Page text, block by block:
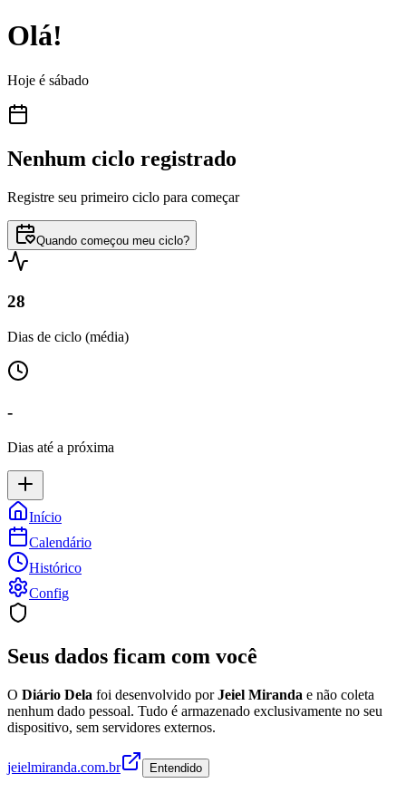
Olá!
Hoje é sábado
Nenhum ciclo registrado
Registre seu primeiro ciclo para começar
Quando começou meu ciclo?
28
Dias de ciclo (média)
-
Dias até a próxima
Início
Calendário
Histórico
Config
Seus dados ficam com você
O Diário Dela foi desenvolvido por Jeiel Miranda e não coleta
nenhum dado pessoal. Tudo é armazenado exclusivamente no seu
dispositivo, sem servidores externos.
jeielmiranda.com.br Entendido